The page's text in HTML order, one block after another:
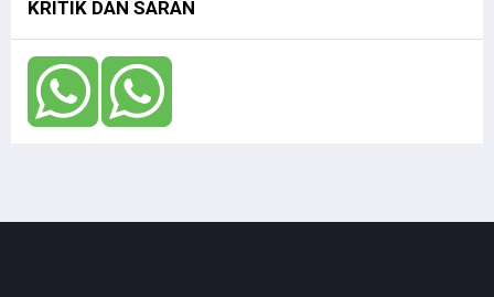
KRITIK DAN SARAN